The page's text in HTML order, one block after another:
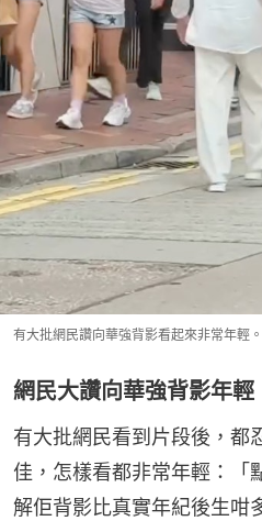
有大批網民讚向華強背影看起來非常年輕。
網民大讚向華強背影年輕
有大批網民看到片段後，都
佳，怎樣看都非常年輕：「
解佢背影比真實年紀後生咁